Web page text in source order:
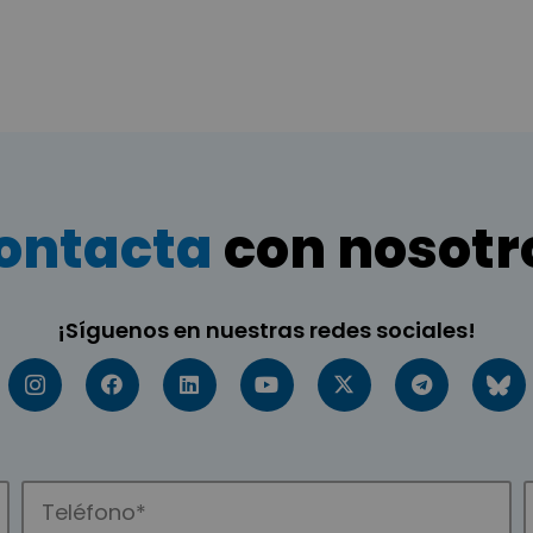
con
¡Síguenos en nuestras redes sociales!